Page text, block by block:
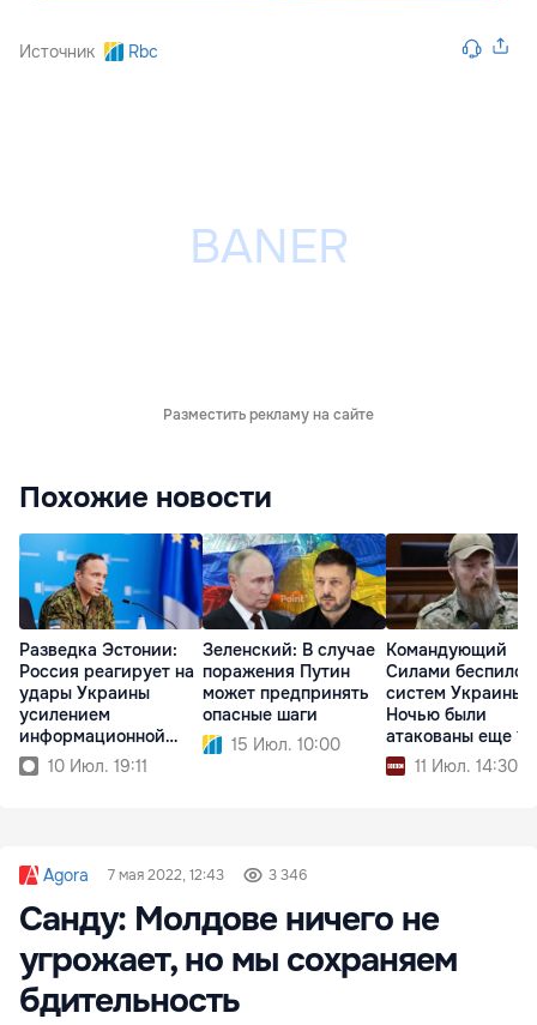
Источник Rbc
Разместить рекламу на сайте
Похожие новости
Разведка Эстонии:
Россия реагирует на
удары Украины
усилением
информационной
войны10 Июл. 19:11
Зеленский: В случае
поражения Путин
может предпринять
опасные шаги
15 Июл. 10:00
Командующий
Силами
систем Украины:
Ночью были
атакованы еще 14
судов РФ
11 Июл. 14:30
Agora 7 мая 2022, 12:43 3 346
Санду: Молдове ничего не
угрожает, но мы сохраняем
бдительность